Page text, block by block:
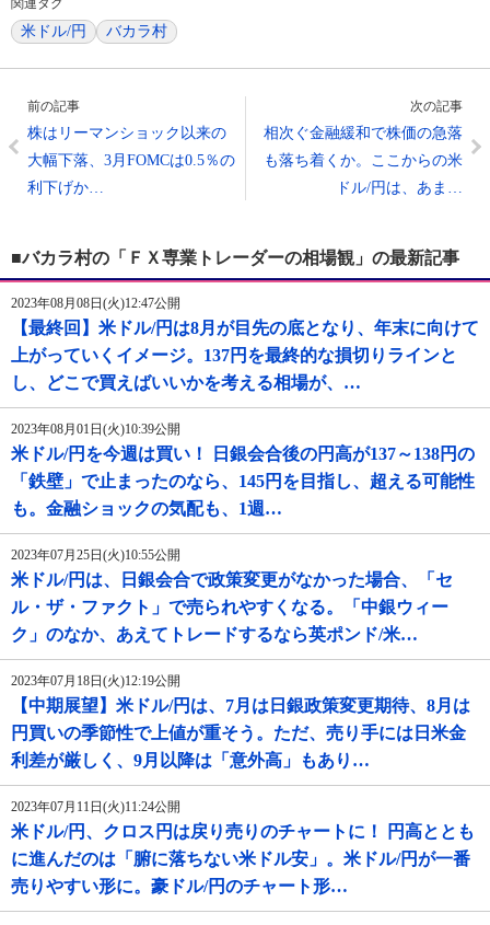
関連タグ
米ドル/円 バカラ村
前の記事
株はリーマンショック以来の
大幅下落、3月FOMCは0.5％の
利下げか…
次の記事
相次ぐ金融緩和で株価の急落
も落ち着くか。ここからの米
ドル/円は、あま…
■バカラ村の「ＦＸ専業トレーダーの相場観」の最新記事
2023年08月08日(火)12:47公開
【最終回】米ドル/円は8月が目先の底となり、年末に向けて
上がっていくイメージ。137円を最終的な損切りラインと
し、どこで買えばいいかを考える相場が、…
2023年08月01日(火)10:39公開
米ドル/円を今週は買い！ 日銀会合後の円高が137～138円の
「鉄壁」で止まったのなら、145円を目指し、超える可能性
も。金融ショックの気配も、1週…
2023年07月25日(火)10:55公開
米ドル/円は、日銀会合で政策変更がなかった場合、「セ
ル・ザ・ファクト」で売られやすくなる。「中銀ウィー
ク」のなか、あえてトレードするなら英ポンド/米…
2023年07月18日(火)12:19公開
【中期展望】米ドル/円は、7月は日銀政策変更期待、8月は
円買いの季節性で上値が重そう。ただ、売り手には日米金
利差が厳しく、9月以降は「意外高」もあり…
2023年07月11日(火)11:24公開
米ドル/円、クロス円は戻り売りのチャートに！ 円高ととも
に進んだのは「腑に落ちない米ドル安」。米ドル/円が一番
売りやすい形に。豪ドル/円のチャート形…